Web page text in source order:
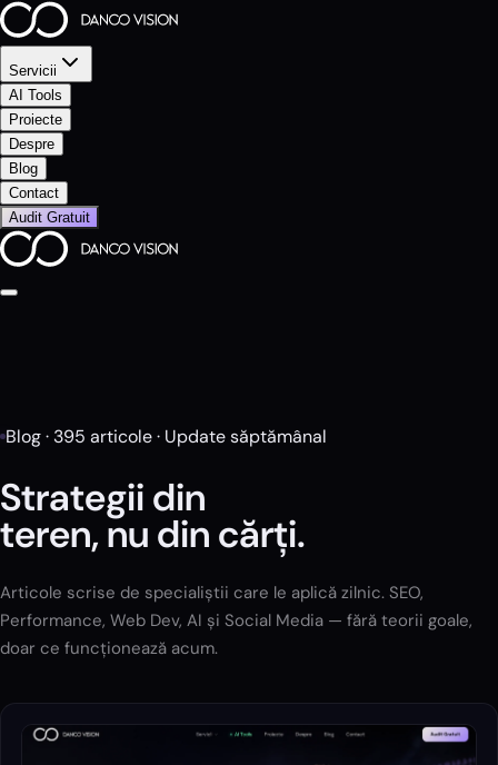
Servicii
AI Tools
Proiecte
Despre
Blog
Contact
Audit Gratuit
Blog · 395 articole · Update săptămânal
Strategii din
teren, nu din cărți.
Articole scrise de specialiștii care le aplică zilnic. SEO,
Performance, Web Dev, AI și Social Media — fără teorii goale,
doar ce funcționează acum.